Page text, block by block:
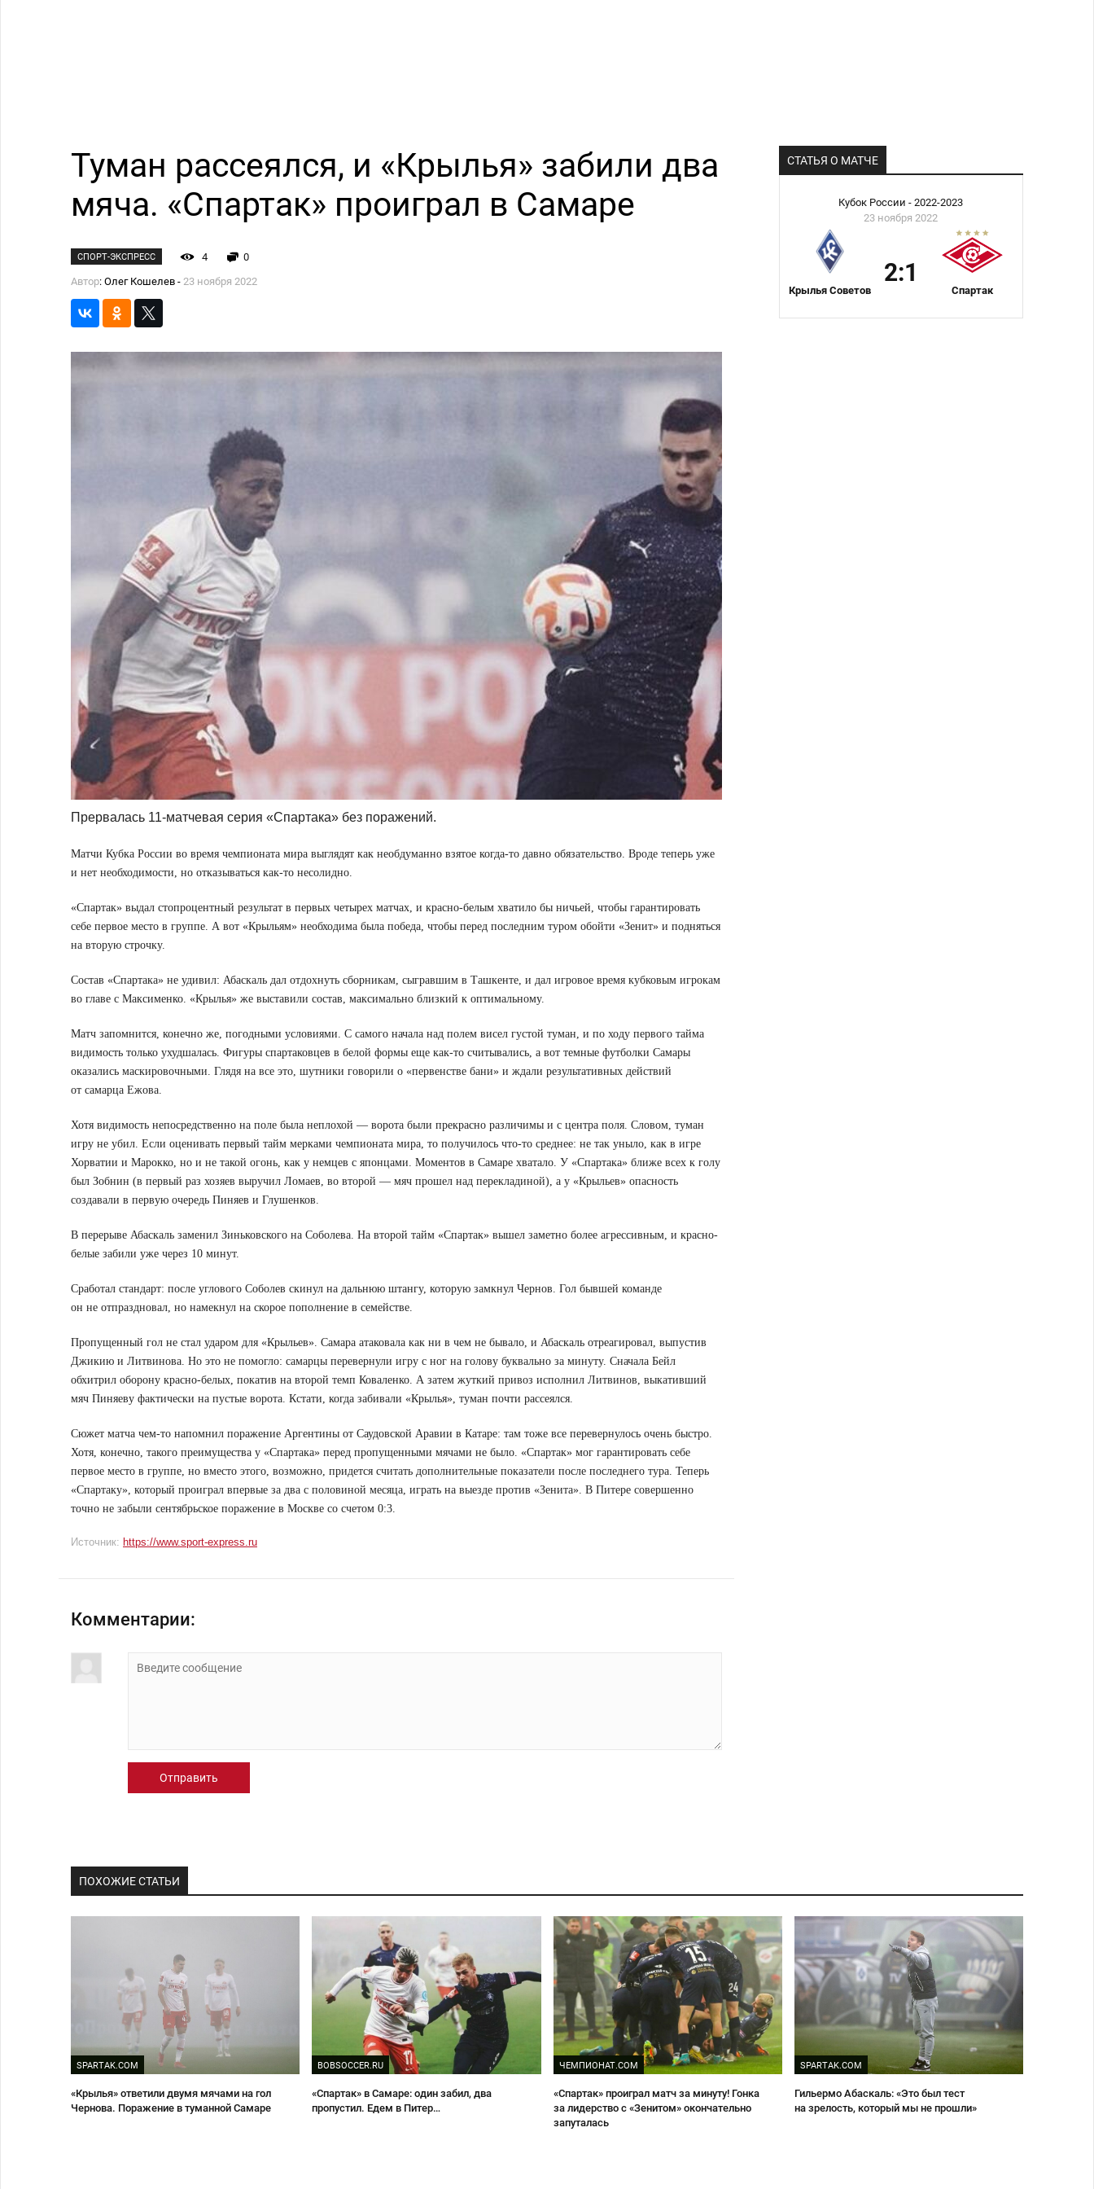
Туман рассеялся, и «Крылья» забили два
мяча. «Спартак» проиграл в Самаре
СПОРТ-ЭКСПРЕСС 4
0
Автор: Олег Кошелев - 23 ноября 2022
Прервалась 11-матчевая серия «Спартака» без поражений.
Матчи Кубка России во время чемпионата мира выглядят как необдуманно взятое когда-то давно обязательство. Вроде теперь уже
и нет необходимости, но отказываться как-то несолидно.
«Спартак» выдал стопроцентный результат в первых четырех матчах, и красно-белым хватило бы ничьей, чтобы гарантировать
себе первое место в группе. А вот «Крыльям» необходима была победа, чтобы перед последним туром обойти «Зенит» и подняться
на вторую строчку.
Состав «Спартака» не удивил: Абаскаль дал отдохнуть сборникам, сыгравшим в Ташкенте, и дал игровое время кубковым игрокам
во главе с Максименко. «Крылья» же выставили состав, максимально близкий к оптимальному.
Матч запомнится, конечно же, погодными условиями. С самого начала над полем висел густой туман, и по ходу первого тайма
видимость только ухудшалась. Фигуры спартаковцев в белой формы еще как-то считывались, а вот темные футболки Самары
оказались маскировочными. Глядя на все это, шутники говорили о «первенстве бани» и ждали результативных действий
от самарца Ежова.
Хотя видимость непосредственно на поле была неплохой — ворота были прекрасно различимы и с центра поля. Словом, туман
игру не убил. Если оценивать первый тайм мерками чемпионата мира, то получилось что-то среднее: не так уныло, как в игре
Хорватии и Марокко, но и не такой огонь, как у немцев с японцами. Моментов в Самаре хватало. У «Спартака» ближе всех к голу
был Зобнин (в первый раз хозяев выручил Ломаев, во второй — мяч прошел над перекладиной), а у «Крыльев» опасность
создавали в первую очередь Пиняев и Глушенков.
В перерыве Абаскаль заменил Зиньковского на Соболева. На второй тайм «Спартак» вышел заметно более агрессивным, и красно-
белые забили уже через 10 минут.
Сработал стандарт: после углового Соболев скинул на дальнюю штангу, которую замкнул Чернов. Гол бывшей команде
он не отпраздновал, но намекнул на скорое пополнение в семействе.
Пропущенный гол не стал ударом для «Крыльев». Самара атаковала как ни в чем не бывало, и Абаскаль отреагировал, выпустив
Джикию и Литвинова. Но это не помогло: самарцы перевернули игру с ног на голову буквально за минуту. Сначала Бейл
обхитрил оборону красно-белых, покатив на второй темп Коваленко. А затем жуткий привоз исполнил Литвинов, выкативший
мяч Пиняеву фактически на пустые ворота. Кстати, когда забивали «Крылья», туман почти рассеялся.
Сюжет матча чем-то напомнил поражение Аргентины от Саудовской Аравии в Катаре: там тоже все перевернулось очень быстро.
Хотя, конечно, такого преимущества у «Спартака» перед пропущенными мячами не было. «Спартак» мог гарантировать себе
первое место в группе, но вместо этого, возможно, придется считать дополнительные показатели после последнего тура. Теперь
«Спартаку», который проиграл впервые за два с половиной месяца, играть на выезде против «Зенита». В Питере совершенно
точно не забыли сентябрьское поражение в Москве со счетом 0:3.
Источник: https://www.sport-express.ru
Комментарии:
Отправить
СТАТЬЯ О МАТЧЕ
Кубок России - 2022-2023
23 ноября 2022
Крылья Советов
2:1
Спартак
ПОХОЖИЕ СТАТЬИ
SPARTAK.COM
«Крылья» ответили двумя мячами на гол
Чернова. Поражение в туманной Самаре
BOBSOCCER.RU
«Спартак» в Самаре: один забил, два
пропустил. Едем в Питер…
ЧЕМПИОНАТ.COM
«Спартак» проиграл матч за минуту! Гонка
за лидерство с «Зенитом» окончательно
запуталась
SPARTAK.COM
Гильермо Абаскаль: «Это был тест
на зрелость, который мы не прошли»